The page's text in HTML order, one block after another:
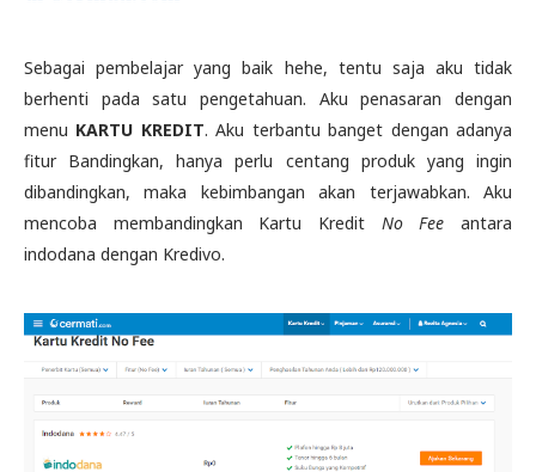
Sebagai pembelajar yang baik hehe, tentu saja aku tidak
berhenti pada satu pengetahuan. Aku penasaran dengan
menu KARTU KREDIT. Aku terbantu banget dengan adanya
fitur Bandingkan, hanya perlu centang produk yang ingin
dibandingkan, maka kebimbangan akan terjawabkan. Aku
mencoba membandingkan Kartu Kredit No Fee antara
indodana dengan Kredivo.